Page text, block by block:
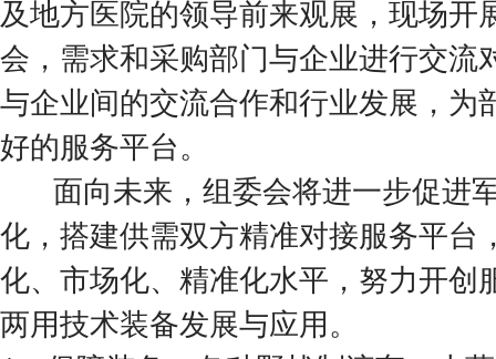
及地方医院的领导前来观展，现场开
会，需求和采购部门与企业进行交流
与企业间的交流合作和行业发展，为
好的服务平台。
面向未来，组委会将进一步促进
化，搭建供需双方精准对接服务平台
化、市场化、精准化水平，努力开创
两用技术装备发展与应用。